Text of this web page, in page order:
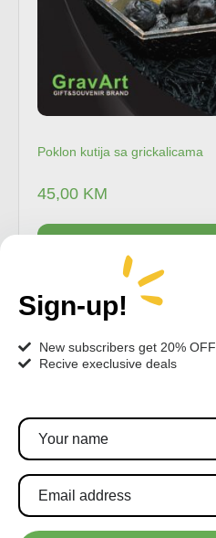
Poklon kutija sa grickalicama
45,00 KM
Sign-up!
New subscribers get 20% OFF
Recive execlusive deals